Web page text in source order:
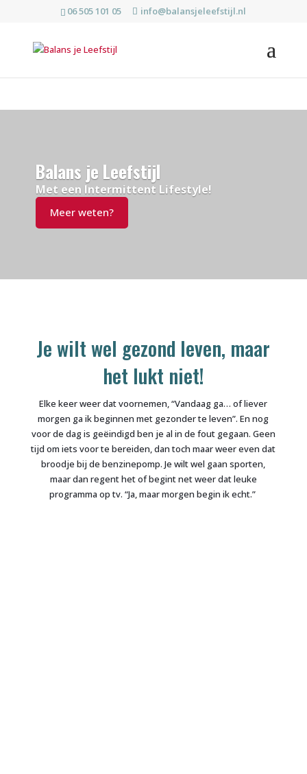
06 505 101 05 info@balansjeleefstijl.nl
Balans je Leefstijl
Met een Intermittent Lifestyle!
Meer weten?
Je wilt wel gezond leven, maar
het lukt niet!
Elke keer weer dat voornemen, “Vandaag ga… of liever
morgen ga ik beginnen met gezonder te leven”. En nog
voor de dag is geëindigd ben je al in de fout gegaan. Geen
tijd om iets voor te bereiden, dan toch maar weer even dat
broodje bij de benzinepomp. Je wilt wel gaan sporten,
maar dan regent het of begint net weer dat leuke
programma op tv. “Ja, maar morgen begin ik echt.”